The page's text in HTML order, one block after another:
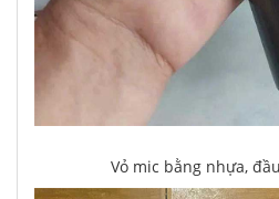
Vỏ mic bằng nhựa,